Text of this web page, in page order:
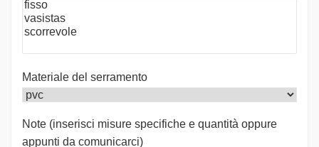
Materiale del serramento
Note (inserisci misure specifiche e quantità oppure
appunti da comunicarci)